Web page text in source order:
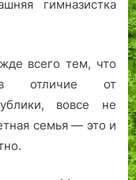
гимназистка
всего тем, что
в отличие от
вовсе не
семья — это и